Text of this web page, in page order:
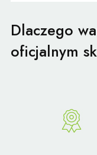
Dlaczego
oficjalnym